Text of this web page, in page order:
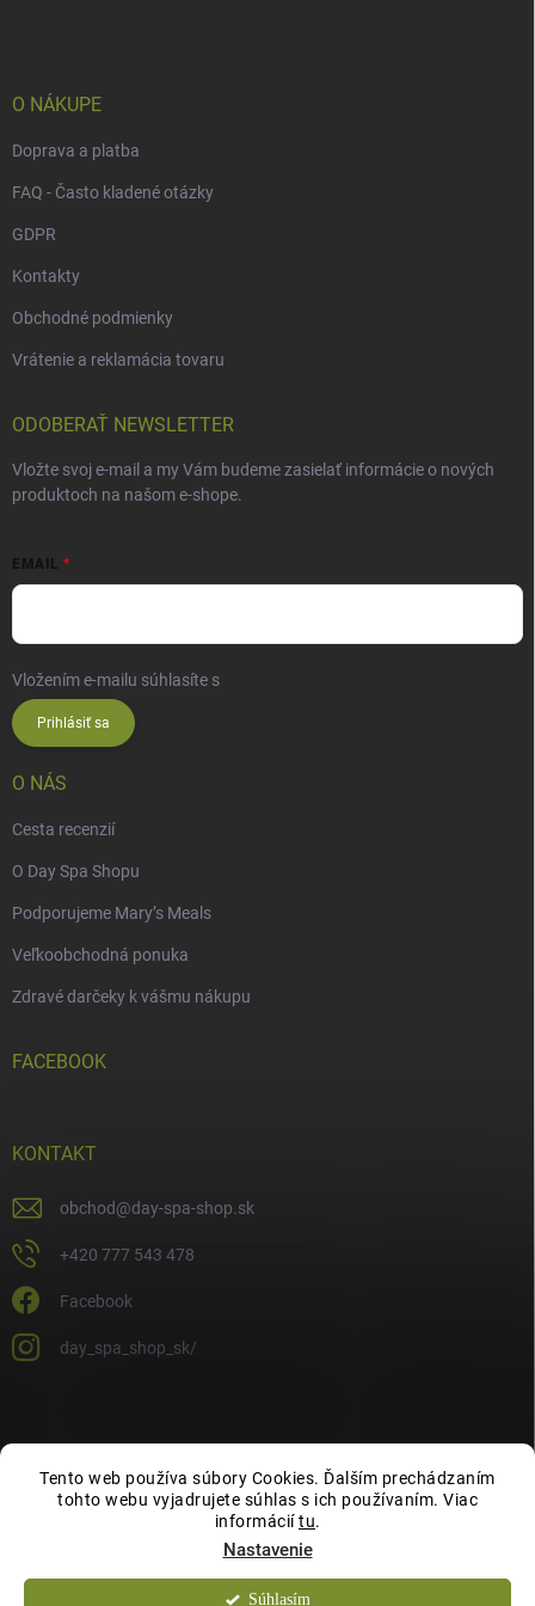
Tento web používa súbory Cookies. Ďalším prechádzaním
tohto webu vyjadrujete súhlas s ich používaním. Viac
informáciítu.
Nastavenie
Súhlasím
O NÁKUPE
Doprava a platba
FAQ - Často kladené otázky
GDPR
Kontakty
Obchodné podmienky
Vrátenie a reklamácia tovaru
ODOBERAŤ NEWSLETTER
Vložte svoj e-mail a my Vám budeme zasielať informácie o nových
produktoch na našom e-shope.
EMAIL
Vložením e-mailu súhlasíte s
Prihlásiť sa
O NÁS
Cesta recenzií
O Day Spa Shopu
Podporujeme Mary’s Meals
Veľkoobchodná ponuka
Zdravé darčeky k vášmu nákupu
FACEBOOK
KONTAKT
obchod@day-spa-shop.sk
+420 777 543 478
Facebook
day_spa_shop_sk/